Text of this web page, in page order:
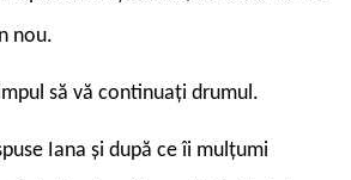
nou.
să vă continuați drumul.
Iana și după ce îi mulțumi